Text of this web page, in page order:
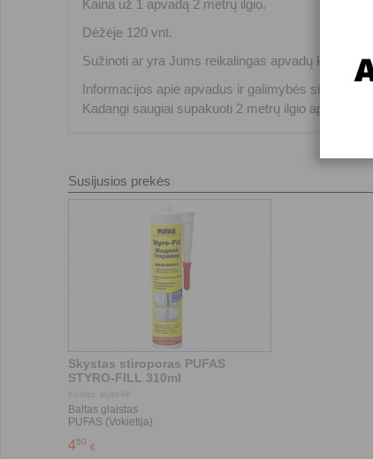
Kaina už 1 apvadą 2 metrų ilgio.
Dėžėje 120 vnt.
Sužinoti ar yra Jums reikalingas apvadų kiekis ir
Informacijos apie apvadus ir galimybės siųsti į
Kadangi saugiai supakuoti 2 metrų ilgio apvadų
Susijusios prekės